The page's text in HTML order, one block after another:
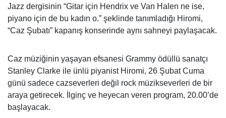
Jazz dergisinin “Gitar için Hendrix ve Van Halen ne ise,
piyano için de bu kadın o.” şeklinde tanımladığı Hiromi,
“Caz Şubatı” kapanış konserinde aynı sahneyi paylaşacak.
Caz müziğinin yaşayan efsanesi Grammy ödüllü sanatçı
Stanley Clarke ile ünlü piyanist Hiromi, 26 Şubat Cuma
günü sadece cazseverleri değil rock müzikseverleri de bir
araya getirecek. İlginç ve heyecan veren program, 20.00’de
başlayacak.